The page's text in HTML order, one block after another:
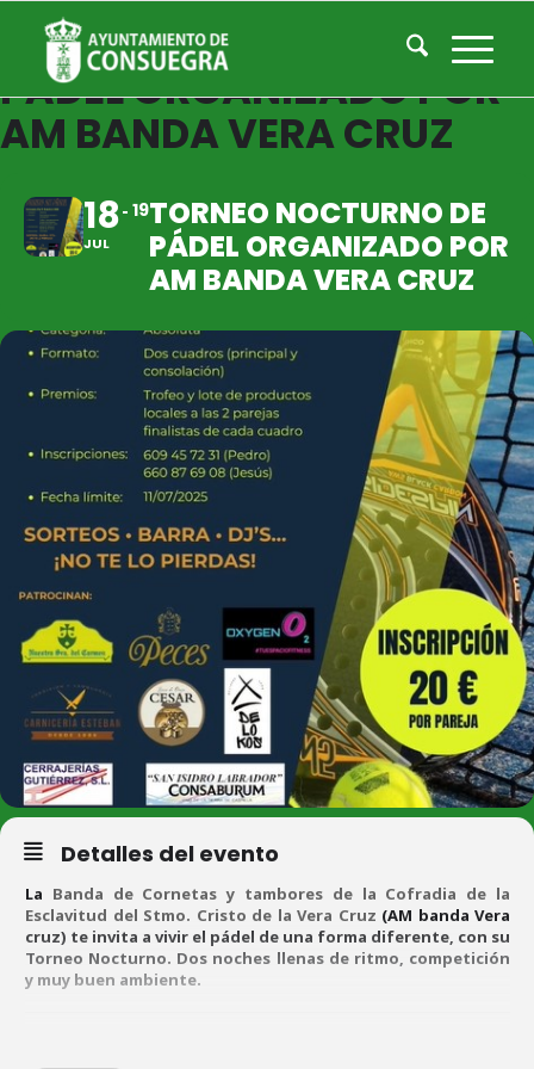
TORNEO NOCTURNO DE
PÁDEL ORGANIZADO POR
AM BANDA VERA CRUZ
18
JUL
19TORNEO NOCTURNO DE
PÁDEL ORGANIZADO POR
AM BANDA VERA CRUZ
Detalles del evento
La Banda de Cornetas y tambores de la Cofradia de la
Esclavitud del Stmo. Cristo de la Vera Cruz (AM banda Vera
cruz) te invita a vivir el pádel de una forma diferente, con su
Torneo Nocturno. Dos noches llenas de ritmo, competición
y muy buen ambiente.